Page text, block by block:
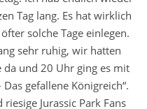
Tag lang. Es hat wirklich
solche Tage einlegen.
sehr ruhig, wir hatten
da und 20 Uhr ging es mit
gefallene Königreich“.
Jurassic Park Fans